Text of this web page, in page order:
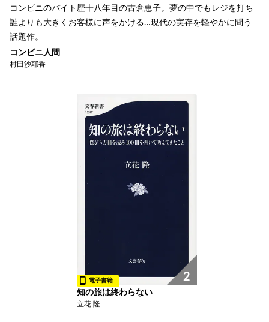
コンビニのバイト歴十八年目の古倉恵子。夢の中でもレジを打ち
誰よりも大きくお客様に声をかける…現代の実存を軽やかに問う
話題作。
コンビニ人間
村田沙耶香
2
電子書籍
知の旅は終わらない
立花 隆